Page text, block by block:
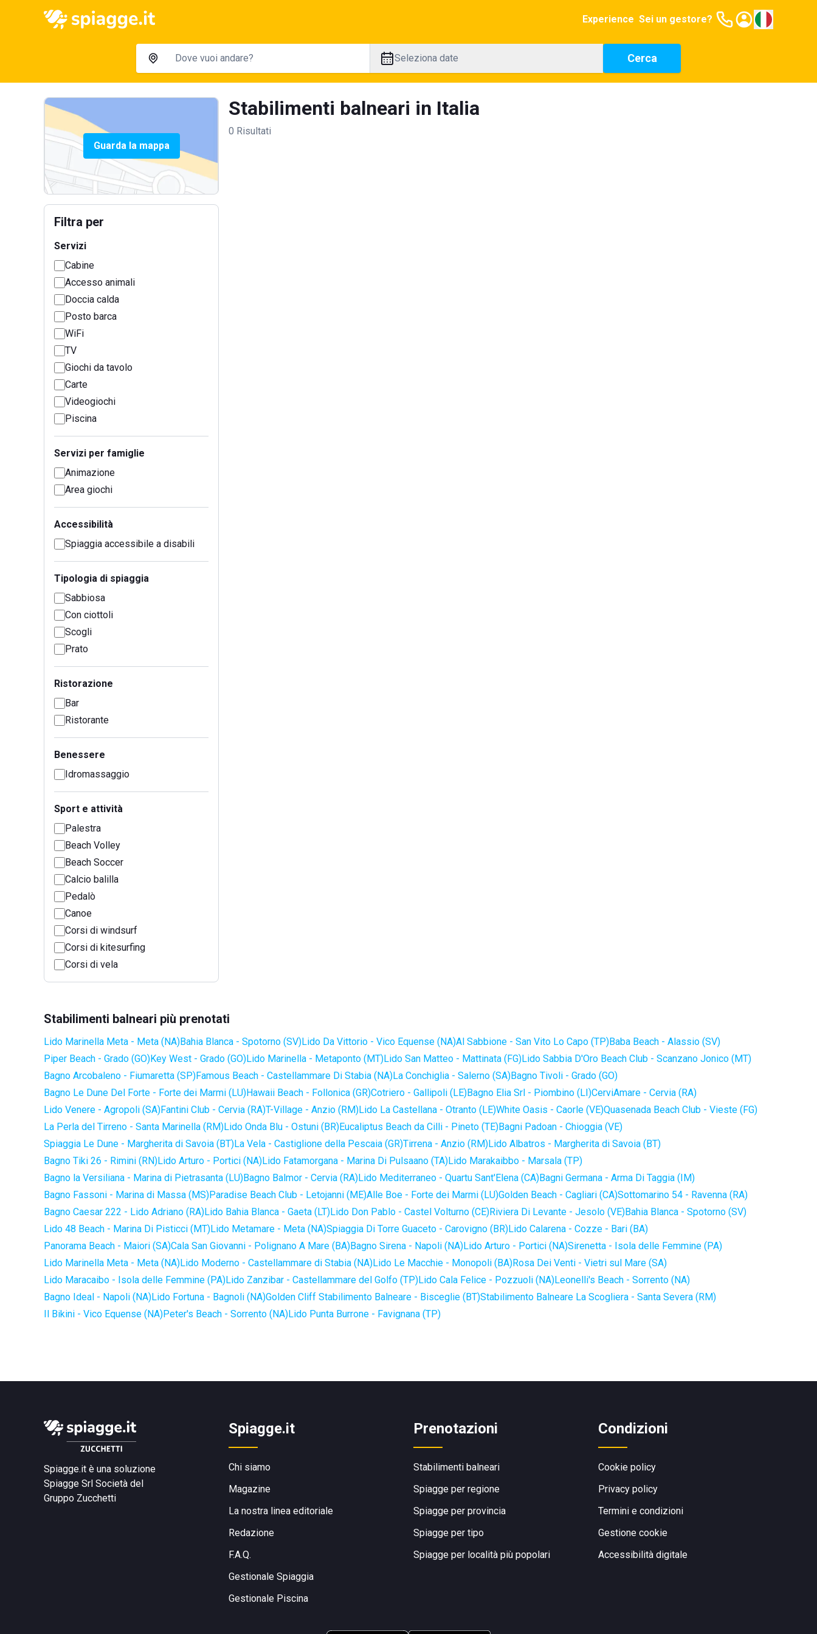
Experience Sei un gestore?
Seleziona date Cerca
Guarda la mappa
Filtra per
Servizi
Cabine
Accesso animali
Doccia calda
Posto barca
WiFi
TV
Giochi da tavolo
Carte
Videogiochi
Piscina
Servizi per famiglie
Animazione
Area giochi
Accessibilità
Spiaggia accessibile a disabili
Tipologia di spiaggia
Sabbiosa
Con ciottoli
Scogli
Prato
Ristorazione
Bar
Ristorante
Benessere
Idromassaggio
Sport e attività
Palestra
Beach Volley
Beach Soccer
Calcio balilla
Pedalò
Canoe
Corsi di windsurf
Corsi di kitesurfing
Corsi di vela
Stabilimenti balneari in Italia
0 Risultati
Stabilimenti balneari più prenotati
Lido Marinella Meta - Meta (NA)Bahia Blanca - Spotorno (SV)Lido Da Vittorio - Vico Equense (NA)Al Sabbione - San Vito Lo Capo (TP)Baba Beach - Alassio (SV)
Piper Beach - Grado (GO)Key West - Grado (GO)Lido Marinella - Metaponto (MT)Lido San Matteo - Mattinata (FG)Lido Sabbia D'Oro Beach Club - Scanzano Jonico (MT)
Bagno Arcobaleno - Fiumaretta (SP)Famous Beach - Castellammare Di Stabia (NA)La Conchiglia - Salerno (SA)Bagno Tivoli - Grado (GO)
Bagno Le Dune Del Forte - Forte dei Marmi (LU)Hawaii Beach - Follonica (GR)Cotriero - Gallipoli (LE)Bagno Elia Srl - Piombino (LI)CerviAmare - Cervia (RA)
Lido Venere - Agropoli (SA)Fantini Club - Cervia (RA)T-Village - Anzio (RM)Lido La Castellana - Otranto (LE)White Oasis - Caorle (VE)Quasenada Beach Club - Vieste (FG)
La Perla del Tirreno - Santa Marinella (RM)Lido Onda Blu - Ostuni (BR)Eucaliptus Beach da Cilli - Pineto (TE)Bagni Padoan - Chioggia (VE)
Spiaggia Le Dune - Margherita di Savoia (BT)La Vela - Castiglione della Pescaia (GR)Tirrena - Anzio (RM)Lido Albatros - Margherita di Savoia (BT)
Bagno Tiki 26 - Rimini (RN)Lido Arturo - Portici (NA)Lido Fatamorgana - Marina Di Pulsaano (TA)Lido Marakaibbo - Marsala (TP)
Bagno la Versiliana - Marina di Pietrasanta (LU)Bagno Balmor - Cervia (RA)Lido Mediterraneo - Quartu Sant'Elena (CA)Bagni Germana - Arma Di Taggia (IM)
Bagno Fassoni - Marina di Massa (MS)Paradise Beach Club - Letojanni (ME)Alle Boe - Forte dei Marmi (LU)Golden Beach - Cagliari (CA)Sottomarino 54 - Ravenna (RA)
Bagno Caesar 222 - Lido Adriano (RA)Lido Bahia Blanca - Gaeta (LT)Lido Don Pablo - Castel Volturno (CE)Riviera Di Levante - Jesolo (VE)Bahia Blanca - Spotorno (SV)
Lido 48 Beach - Marina Di Pisticci (MT)Lido Metamare - Meta (NA)Spiaggia Di Torre Guaceto - Carovigno (BR)Lido Calarena - Cozze - Bari (BA)
Panorama Beach - Maiori (SA)Cala San Giovanni - Polignano A Mare (BA)Bagno Sirena - Napoli (NA)Lido Arturo - Portici (NA)Sirenetta - Isola delle Femmine (PA)
Lido Marinella Meta - Meta (NA)Lido Moderno - Castellammare di Stabia (NA)Lido Le Macchie - Monopoli (BA)Rosa Dei Venti - Vietri sul Mare (SA)
Lido Maracaibo - Isola delle Femmine (PA)Lido Zanzibar - Castellammare del Golfo (TP)Lido Cala Felice - Pozzuoli (NA)Leonelli's Beach - Sorrento (NA)
Bagno Ideal - Napoli (NA)Lido Fortuna - Bagnoli (NA)Golden Cliff Stabilimento Balneare - Bisceglie (BT)Stabilimento Balneare La Scogliera - Santa Severa (RM)
Il Bikini - Vico Equense (NA)Peter's Beach - Sorrento (NA)Lido Punta Burrone - Favignana (TP)
Spiagge.it è una soluzione
Spiagge Srl Società del
Gruppo Zucchetti
Spiagge.it
Chi siamo
Magazine
La nostra linea editoriale
Redazione
F.A.Q.
Gestionale Spiaggia
Gestionale Piscina
Prenotazioni
Stabilimenti balneari
Spiagge per regione
Spiagge per provincia
Spiagge per tipo
Spiagge per località più popolari
Condizioni
Cookie policy
Privacy policy
Termini e condizioni
Gestione cookie
Accessibilità digitale